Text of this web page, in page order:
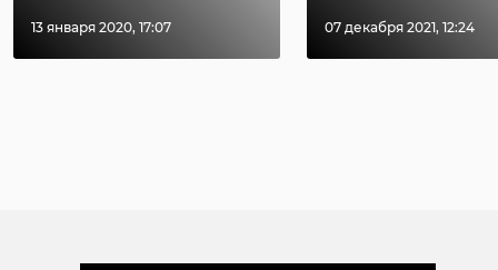
13 января 2020, 17:07 07 декабря 2021, 12:24